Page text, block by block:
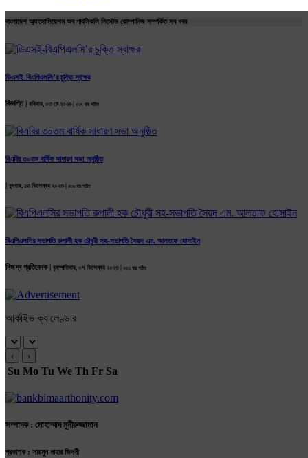
বাংলাদেশ অ্যাসোসিয়েশন অব পাবলিকলি লিস্টেড কোম্পানিজ সম্পর্কিত সব খবর
ডিএসই-বিএপিএলসি’র চুক্তি স্বাক্ষর
বিজ্ঞপ্তি | রবিবার, ০৩ মে ২০২৬ | ৩২৭ বার পঠিত
বিএবির ৩০তম বার্ষিক সাধারণ সভা অনুষ্ঠিত
| বুধবার, ১৩ ডিসেম্বর ২০২৩ | ৪৩৬ বার পঠিত
বিএপিএলসির সভাপতি রুপালী হক চৌধুরী সহ-সভাপতি সৈয়দ এম. আলতাফ হোসাইন
নিজস্ব প্রতিবেদক | বৃহস্পতিবার, ০৭ ডিসেম্বর ২০২৩ | ৩৩১ বার পঠিত
আর্কাইভ ক্যালেণ্ডার
‹ ›
Su Mo Tu We Th Fr Sa
সম্পাদক : মোহাম্মাদ মুনীরুজ্জামান
প্রকাশক : সায়মুন নাহার জিদনী